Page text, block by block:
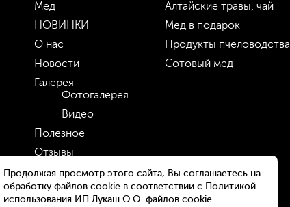
Мед
НОВИНКИ
О нас
Новости
Галерея
Фотогалерея
Видео
Полезное
Отзывы
Оптовикам
Оплата и доставка
Алтайские травы, чай
Мед в подарок
Продукты пчеловодства
Сотовый мед
Продолжая просмотр этого сайта, Вы соглашаетесь на
обработку файлов cookie в соответствии с Политикой
использования ИП Лукаш О.О. файлов cookie.